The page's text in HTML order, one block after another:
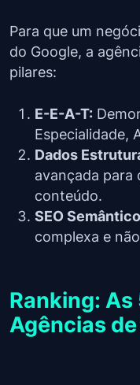
Para que um
do Google, a
pilares:
E-E-A-T:
Especialidade,
Dados
avançada para
conteúdo.
SEO
complexa e
Ranking:
Agências